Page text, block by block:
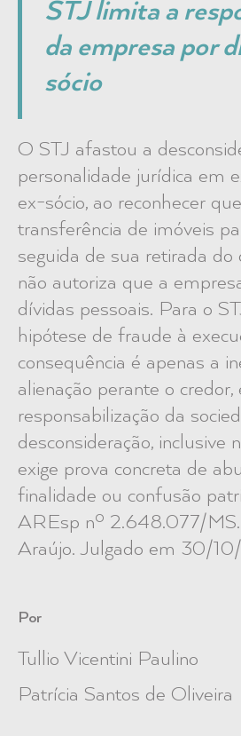
STJ limita a
da empresa por
sócio
O STJ afastou a
personalidade jurídica em
ex-sócio, ao reconhecer
transferência de imóveis
seguida de sua retirada do
não autoriza que a
dívidas pessoais. Para o
hipótese de fraude à
consequência é apenas a
alienação perante o credor,
responsabilização da
desconsideração, inclusive
exige prova concreta de
finalidade ou confusão
AREsp nº 2.648.077/
Araújo. Julgado em 30/
Por
Tullio Vicentini Paulino
Patrícia Santos de Oliveira